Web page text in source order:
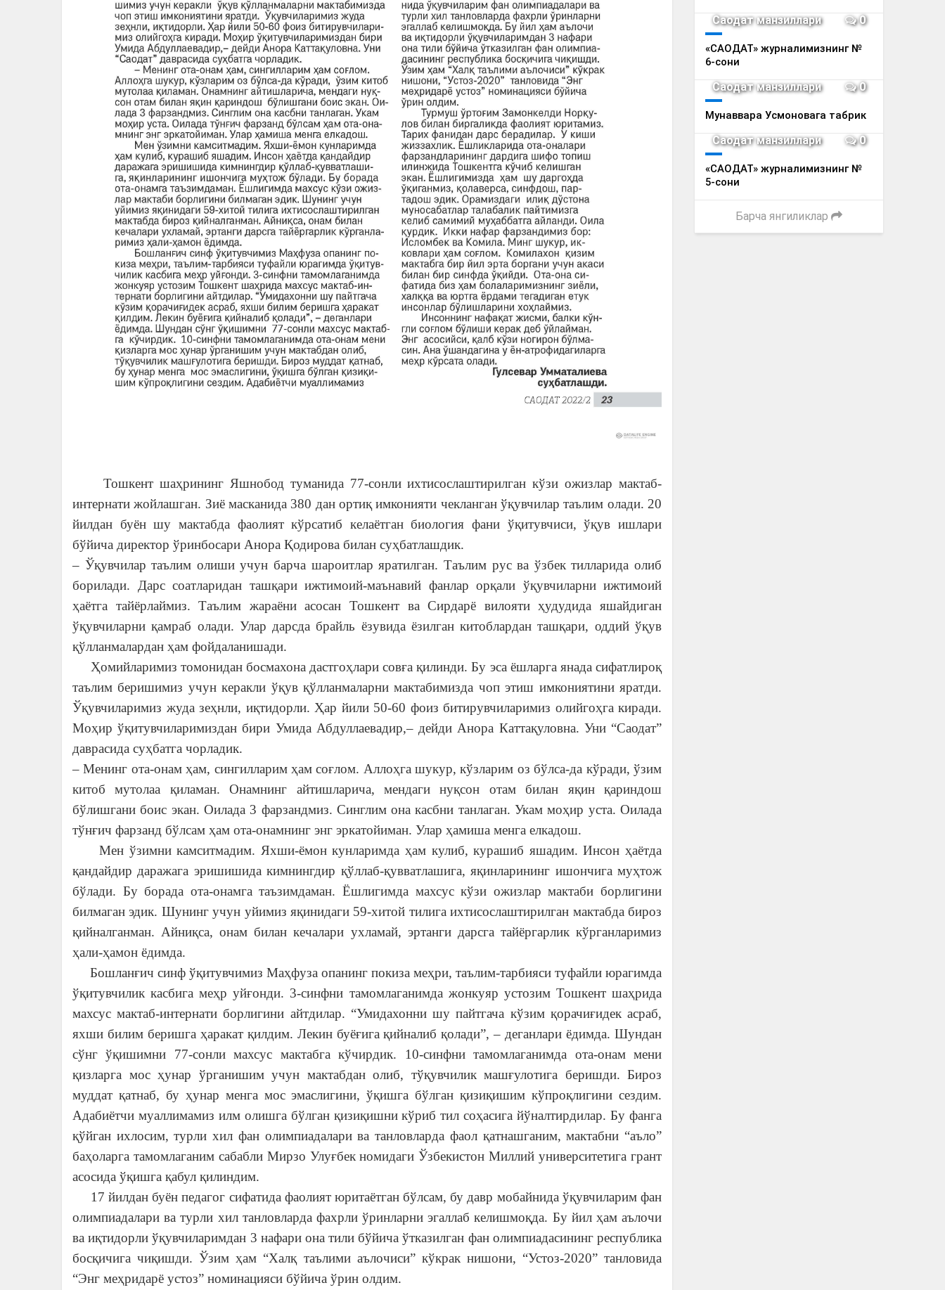
Тошкент шаҳрининг Яшнобод туманида 77-сонли ихтисослаштирилган кўзи ожизлар мактаб-
интернати жойлашган. Зиё масканида 380 дан ортиқ имконияти чекланган ўқувчилар таълим олади. 20
йилдан буён шу мактабда фаолият кўрсатиб келаётган биология фани ўқитувчиси, ўқув ишлари
бўйича директор ўринбосари Анора Қодирова билан суҳбатлашдик.
– Ўқувчилар таълим олиши учун барча шароитлар яратилган. Таълим рус ва ўзбек тилларида олиб
борилади. Дарс соатларидан ташқари ижтимоий-маънавий фанлар орқали ўқувчиларни ижтимоий
ҳаётга тайёрлаймиз. Таълим жараёни асосан Тошкент ва Сирдарё вилояти ҳудудида яшайдиган
ўқувчиларни қамраб олади. Улар дарсда брайль ёзувида ёзилган китоблардан ташқари, оддий ўқув
қўлланмалардан ҳам фойдаланишади.
Ҳомийларимиз томонидан босмахона дастгоҳлари совға қилинди. Бу эса ёшларга янада сифатлироқ
таълим беришимиз учун керакли ўқув қўлланмаларни мактабимизда чоп этиш имкониятини яратди.
Ўқувчиларимиз жуда зеҳнли, иқтидорли. Ҳар йили 50-60 фоиз битирувчиларимиз олийгоҳга киради.
Моҳир ўқитувчиларимиздан бири Умида Абдуллаевадир,– дейди Анора Каттақуловна. Уни “Саодат”
даврасида суҳбатга чорладик.
– Менинг ота-онам ҳам, сингилларим ҳам соғлом. Аллоҳга шукур, кўзларим оз бўлса-да кўради, ўзим
китоб мутолаа қиламан. Онамнинг айтишларича, мендаги нуқсон отам билан яқин қариндош
бўлишгани боис экан. Оилада 3 фарзандмиз. Синглим она касбни танлаган. Укам моҳир уста. Оилада
тўнғич фарзанд бўлсам ҳам ота-онамнинг энг эркатойиман. Улар ҳамиша менга елкадош.
Мен ўзимни камситмадим. Яхши-ёмон кунларимда ҳам кулиб, курашиб яшадим. Инсон ҳаётда
қандайдир даражага эришишида кимнингдир қўллаб-қувватлашига, яқинларининг ишончига муҳтож
бўлади. Бу борада ота-онамга таъзимдаман. Ёшлигимда махсус кўзи ожизлар мактаби борлигини
билмаган эдик. Шунинг учун уйимиз яқинидаги 59-хитой тилига ихтисослаштирилган мактабда бироз
қийналганман. Айниқса, онам билан кечалари ухламай, эртанги дарсга тайёргарлик кўрганларимиз
ҳали-ҳамон ёдимда.
Бошланғич синф ўқитувчимиз Маҳфуза опанинг покиза меҳри, таълим-тарбияси туфайли юрагимда
ўқитувчилик касбига меҳр уйғонди. 3-синфни тамомлаганимда жонкуяр устозим Тошкент шаҳрида
махсус мактаб-интернати борлигини айтдилар. “Умидахонни шу пайтгача кўзим қорачиғидек асраб,
яхши билим беришга ҳаракат қилдим. Лекин буёғига қийналиб қолади”, – деганлари ёдимда. Шундан
сўнг ўқишимни 77-сонли махсус мактабга кўчирдик. 10-синфни тамомлаганимда ота-онам мени
қизларга мос ҳунар ўрганишим учун мактабдан олиб, тўқувчилик машғулотига беришди. Бироз
муддат қатнаб, бу ҳунар менга мос эмаслигини, ўқишга бўлган қизиқишим кўпроқлигини сездим.
Адабиётчи муаллимамиз илм олишга бўлган қизиқишни кўриб тил соҳасига йўналтирдилар. Бу фанга
қўйган ихлосим, турли хил фан олимпиадалари ва танловларда фаол қатнашганим, мактабни “аъло”
баҳоларга тамомлаганим сабабли Мирзо Улуғбек номидаги Ўзбекистон Миллий университетига грант
асосида ўқишга қабул қилиндим.
17 йилдан буён педагог сифатида фаолият юритаётган бўлсам, бу давр мобайнида ўқувчиларим фан
олимпиадалари ва турли хил танловларда фахрли ўринларни эгаллаб келишмоқда. Бу йил ҳам аълочи
ва иқтидорли ўқувчиларимдан 3 нафари она тили бўйича ўтказилган фан олимпиадасининг республика
босқичига чиқишди. Ўзим ҳам “Халқ таълими аълочиси” кўкрак нишони, “Устоз-2020” танловида
“Энг меҳридарё устоз” номинацияси бўйича ўрин олдим.
Саодат манзиллари 0
«САОДАТ» журналимизнинг №
6-сони
Саодат манзиллари 0
Мунаввара Усмоновага табрик
Саодат манзиллари 0
«САОДАТ» журналимизнинг №
5-сони
Барча янгиликлар